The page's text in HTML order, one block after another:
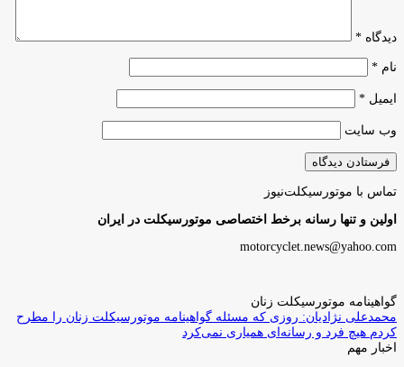
دیدگاه *
نام *
ایمیل *
وب‌ سایت
تماس با موتورسیکلت‌نیوز
اولین و تنها رسانه برخط اختصاصی موتورسیکلت در ایران
motorcyclet.news@yahoo.com
گواهینامه موتورسیکلت زنان
محمدعلی نژادیان: روزی که مسئله گواهینامه موتورسیکلت زنان را مطرح
کردم هیچ فرد و رسانه‌ای همیاری نمی‌کرد
اخبار مهم